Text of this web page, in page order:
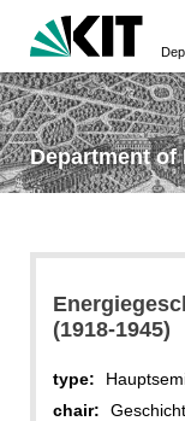
Department of
(1918-1945)
type:
chair: